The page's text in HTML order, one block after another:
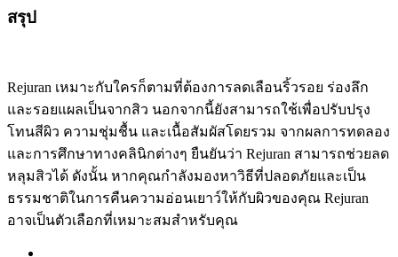
สรุป
Rejuran เหมาะกับใครก็ตามที่ต้องการลดเลือนริ้วรอย ร่องลึก
และรอยแผลเป็นจากสิว นอกจากนี้ยังสามารถใช้เพื่อปรับปรุง
โทนสีผิว ความชุ่มชื้น และเนื้อสัมผัสโดยรวม จากผลการทดลอง
และการศึกษาทางคลินิกต่างๆ ยืนยันว่า Rejuran สามารถช่วยลด
หลุมสิวได้ ดังนั้น หากคุณกำลังมองหาวิธีที่ปลอดภัยและเป็น
ธรรมชาติในการคืนความอ่อนเยาว์ให้กับผิวของคุณ Rejuran
อาจเป็นตัวเลือกที่เหมาะสมสำหรับคุณ